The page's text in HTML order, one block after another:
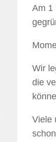
Am 1
Wir
die
Viele